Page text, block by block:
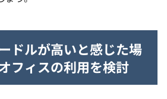
ドルが高いと感じた場
フィスの利用を検討